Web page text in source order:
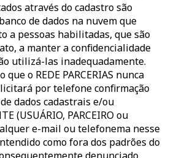
através do cadastro são
de dados na nuvem que
a pessoas habilitadas, que são
a manter a confidencialidade
utilizá-las inadequadamente.
o REDE PARCERIAS nunca
por telefone confirmação
dados cadastrais e/ou
(USUÁRIO, PARCEIRO ou
e-mail ou telefonema nesse
como fora dos padrões do